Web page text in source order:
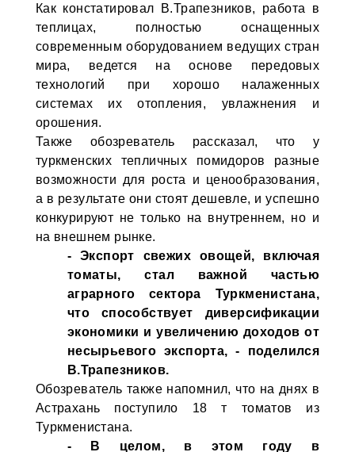
Как констатировал В.Трапезников, работа в
теплицах, полностью оснащенных
современным оборудованием ведущих стран
мира, ведется на основе передовых
технологий при хорошо налаженных
системах их отопления, увлажнения и
орошения.
Также обозреватель рассказал, что у
туркменских тепличных помидоров разные
возможности для роста и ценообразования,
а в результате они стоят дешевле, и успешно
конкурируют не только на внутреннем, но и
на внешнем рынке.
- Экспорт свежих овощей, включая
томаты, стал важной частью
аграрного сектора Туркменистана,
что способствует диверсификации
экономики и увеличению доходов от
несырьевого экспорта, - поделился
В.Трапезников.
Обозреватель также напомнил, что на днях в
Астрахань поступило 18 т томатов из
Туркменистана.
- В целом, в этом году в